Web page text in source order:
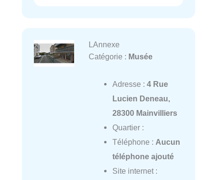
LAnnexe
Catégorie : Musée
Adresse : 4 Rue
Lucien Deneau,
28300 Mainvilliers
Quartier :
Téléphone : Aucun
téléphone ajouté
Site internet :